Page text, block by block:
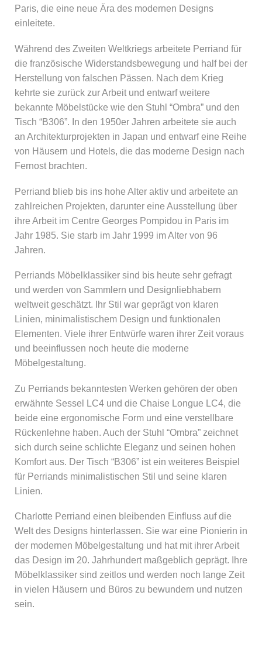
Paris, die eine neue Ära des modernen Designs
einleitete.
Während des Zweiten Weltkriegs arbeitete Perriand für
die französische Widerstandsbewegung und half bei der
Herstellung von falschen Pässen. Nach dem Krieg
kehrte sie zurück zur Arbeit und entwarf weitere
bekannte Möbelstücke wie den Stuhl “Ombra” und den
Tisch “B306”. In den 1950er Jahren arbeitete sie auch
an Architekturprojekten in Japan und entwarf eine Reihe
von Häusern und Hotels, die das moderne Design nach
Fernost brachten.
Perriand blieb bis ins hohe Alter aktiv und arbeitete an
zahlreichen Projekten, darunter eine Ausstellung über
ihre Arbeit im Centre Georges Pompidou in Paris im
Jahr 1985. Sie starb im Jahr 1999 im Alter von 96
Jahren.
Perriands Möbelklassiker sind bis heute sehr gefragt
und werden von Sammlern und Designliebhabern
weltweit geschätzt. Ihr Stil war geprägt von klaren
Linien, minimalistischem Design und funktionalen
Elementen. Viele ihrer Entwürfe waren ihrer Zeit voraus
und beeinflussen noch heute die moderne
Möbelgestaltung.
Zu Perriands bekanntesten Werken gehören der oben
erwähnte Sessel LC4 und die Chaise Longue LC4, die
beide eine ergonomische Form und eine verstellbare
Rückenlehne haben. Auch der Stuhl “Ombra” zeichnet
sich durch seine schlichte Eleganz und seinen hohen
Komfort aus. Der Tisch “B306” ist ein weiteres Beispiel
für Perriands minimalistischen Stil und seine klaren
Linien.
Charlotte Perriand einen bleibenden Einfluss auf die
Welt des Designs hinterlassen. Sie war eine Pionierin in
der modernen Möbelgestaltung und hat mit ihrer Arbeit
das Design im 20. Jahrhundert maßgeblich geprägt. Ihre
Möbelklassiker sind zeitlos und werden noch lange Zeit
in vielen Häusern und Büros zu bewundern und nutzen
sein.